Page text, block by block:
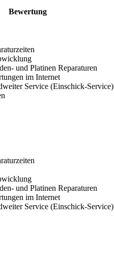
Bewertung
und Platinen Reparaturen
im Internet
Service (Einschick-Service)
und Platinen Reparaturen
im Internet
Service (Einschick-Service)